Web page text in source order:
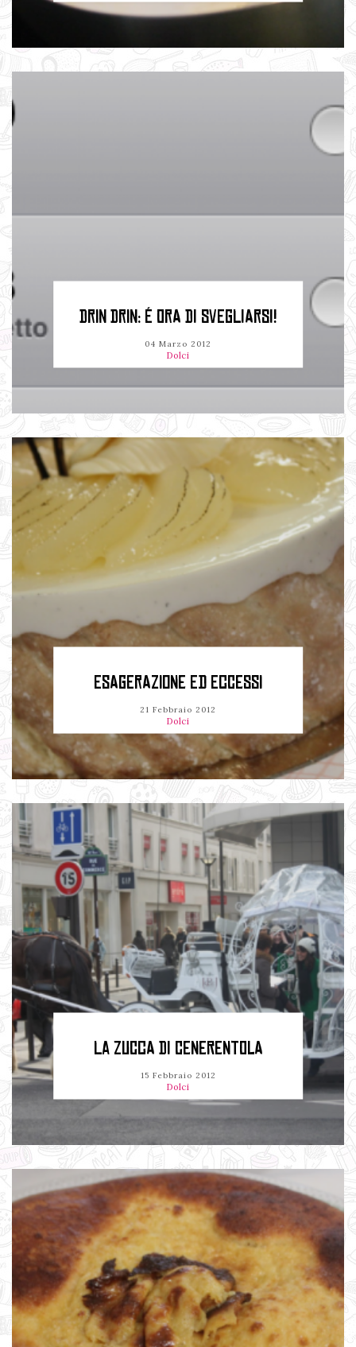
DRIN DRIN: É ORA DI SVEGLIARSI!
04 Marzo 2012
Dolci
ESAGERAZIONE ED ECCESSI
21 Febbraio 2012
Dolci
LA ZUCCA DI CENERENTOLA
15 Febbraio 2012
Dolci